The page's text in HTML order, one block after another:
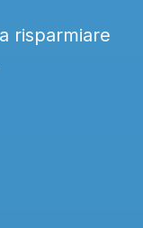
risparmiare